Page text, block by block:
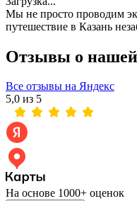
Мы не просто проводим
путешествие в Казань
Отзывы о
Все отзывы на Яндекс
5,0 из 5
На основе 1000+ оценок